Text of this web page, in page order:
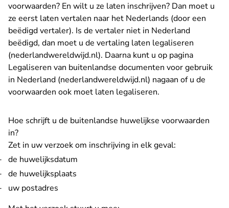
voorwaarden? En wilt u ze laten inschrijven? Dan moet u
ze eerst laten vertalen naar het Nederlands (door een
beëdigd vertaler). Is de vertaler niet in Nederland
beëdigd, dan moet u de vertaling laten legaliseren
(nederlandwereldwijd.nl)- U verlaat Rechtspraak.nl
. Daarna kunt u op pagina
Legaliseren van buitenlandse documenten voor gebruik
in Nederland (nederlandwereldwijd.nl) - U verlaat
nagaan of u de
voorwaarden ook moet laten legaliseren.
Hoe schrijft u de buitenlandse huwelijkse voorwaarden
in?
Zet in uw verzoek om inschrijving in elk geval:
de huwelijksdatum
de huwelijksplaats
uw postadres